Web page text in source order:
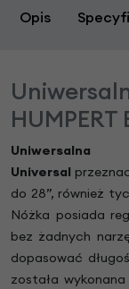
Opis
Universal
do 28”, również
Nóżka posiada
bez żadnych
dopasować
została